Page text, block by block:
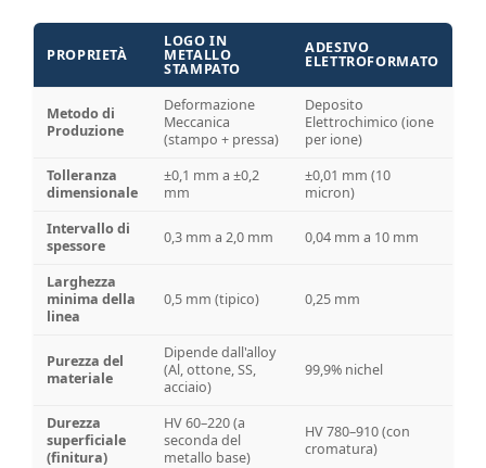
PROPRIETÀ
LOGO IN
METALLO
STAMPATO
ADESIVO
ELETTROFORMATO
Metodo di
Produzione
Deformazione
Meccanica
(stampo + pressa)
Deposito
Elettrochimico (ione
per ione)
Tolleranza
dimensionale
±0,1 mm a ±0,2
mm
±0,01 mm (10
micron)
Intervallo di
spessore
0,3 mm a 2,0 mm 0,04 mm a 10 mm
Larghezza
minima della
linea
0,5 mm (tipico) 0,25 mm
Purezza del
materiale
Dipende dall'alloy
(Al, ottone, SS,
acciaio)
99,9% nichel
Durezza
superficiale
(finitura)
HV 60–220 (a
seconda del
metallo base)
HV 780–910 (con
cromatura)